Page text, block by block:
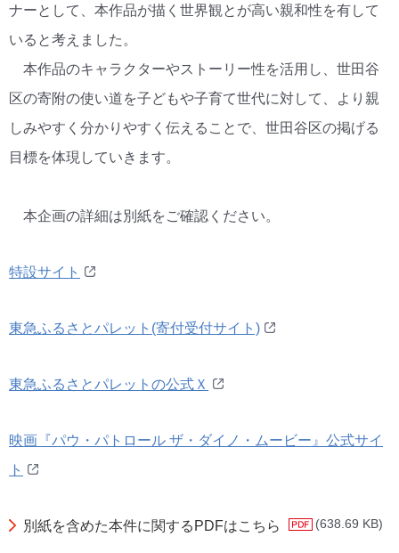
ナーとして、本作品が描く世界観とが高い親和性を有して
いると考えました。
本作品のキャラクターやストーリー性を活用し、世田谷
区の寄附の使い道を子どもや子育て世代に対して、より親
しみやすく分かりやすく伝えることで、世田谷区の掲げる
目標を体現していきます。
本企画の詳細は別紙をご確認ください。
特設サイト
東急ふるさとパレット(寄付受付サイト)
東急ふるさとパレットの公式Ｘ
映画『パウ・パトロール ザ・ダイノ・ムービー』公式サイ
ト
別紙を含めた本件に関するPDFはこちら (638.69 KB)